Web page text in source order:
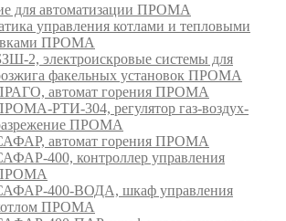
для автоматизации ПРОМА
управления котлами и тепловыми
ПРОМА
2, электроискровые системы для
факельных установок ПРОМА
автомат горения ПРОМА
РТИ-304, регулятор газ-воздух-
ПРОМА
автомат горения ПРОМА
400, контроллер управления
400-ВОДА, шкаф управления
ПРОМА